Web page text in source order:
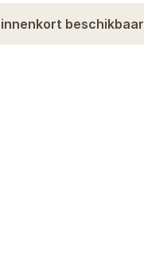
beschikbaar